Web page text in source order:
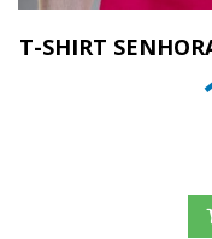
T-SHIRT